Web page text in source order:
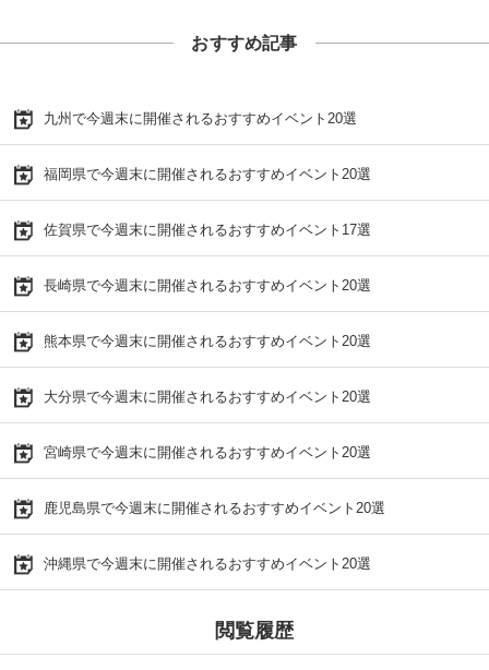
おすすめ記事
九州で今週末に開催されるおすすめイベント20選
福岡県で今週末に開催されるおすすめイベント20選
佐賀県で今週末に開催されるおすすめイベント17選
長崎県で今週末に開催されるおすすめイベント20選
熊本県で今週末に開催されるおすすめイベント20選
大分県で今週末に開催されるおすすめイベント20選
宮崎県で今週末に開催されるおすすめイベント20選
鹿児島県で今週末に開催されるおすすめイベント20選
沖縄県で今週末に開催されるおすすめイベント20選
閲覧履歴